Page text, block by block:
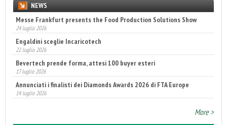
NEWS
Messe Frankfurt presents the Food Production Solutions Show
24 luglio 2026
Engaldini sceglie Incaricotech
22 luglio 2026
Bevertech prende forma, attesi 100 buyer esteri
17 luglio 2026
Annunciati i finalisti dei Diamonds Awards 2026 di FTA Europe
14 luglio 2026
More >